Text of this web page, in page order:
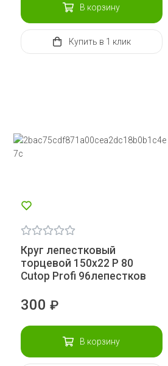
В корзину
Купить в 1 клик
Круг лепестковый
торцевой 150х22 Р 80
Сutop Profi 96лепестков
300 ₽
В корзину